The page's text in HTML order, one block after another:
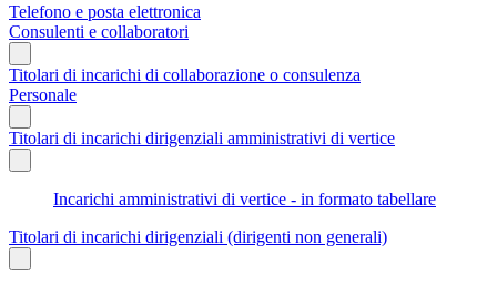
Telefono e posta elettronica
Consulenti e collaboratori
Titolari di incarichi di collaborazione o consulenza
Personale
Titolari di incarichi dirigenziali amministrativi di vertice
Incarichi amministrativi di vertice - in formato tabellare
Titolari di incarichi dirigenziali (dirigenti non generali)